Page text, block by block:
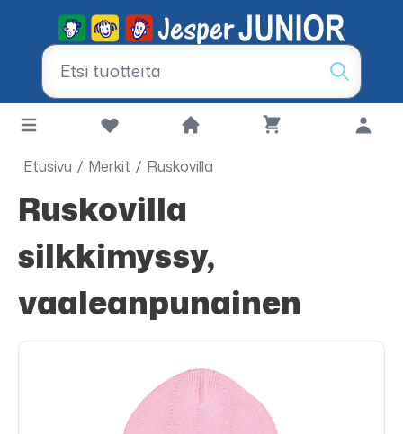
Etusivu / Merkit / Ruskovilla
Ruskovilla
silkkimyssy,
vaaleanpunainen